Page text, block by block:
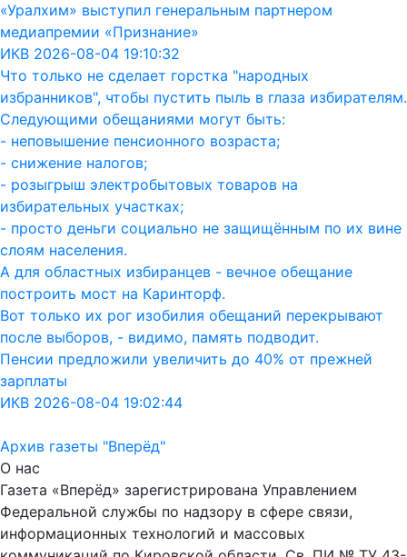
«Уралхим» выступил генеральным партнером
медиапремии «Признание»
ИКВ 2026-08-04 19:10:32
Что только не сделает горстка "народных
избранников", чтобы пустить пыль в глаза избирателям.
Следующими обещаниями могут быть:
- неповышение пенсионного возраста;
- снижение налогов;
- розыгрыш электробытовых товаров на
избирательных участках;
- просто деньги социально не защищённым по их вине
слоям населения.
А для областных избиранцев - вечное обещание
построить мост на Каринторф.
Вот только их рог изобилия обещаний перекрывают
после выборов, - видимо, память подводит.
Пенсии предложили увеличить до 40% от прежней
зарплаты
ИКВ 2026-08-04 19:02:44
Архив газеты "Вперёд"
О нас
Газета «Вперёд» зарегистрирована Управлением
Федеральной службы по надзору в сфере связи,
информационных технологий и массовых